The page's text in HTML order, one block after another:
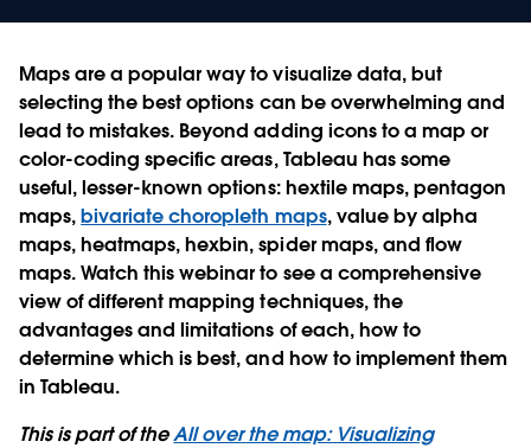
Maps are a popular way to visualize data, but
selecting the best options can be overwhelming and
lead to mistakes. Beyond adding icons to a map or
color-coding specific areas, Tableau has some
useful, lesser-known options: hextile maps, pentagon
maps,bivariate choropleth maps, value by alpha
maps, heatmaps, hexbin, spider maps, and flow
maps. Watch this webinar to see a comprehensive
view of different mapping techniques, the
advantages and limitations of each, how to
determine which is best, and how to implement them
in Tableau.
This is part of theAll over the map: Visualizing